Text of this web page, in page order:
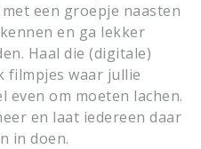
een groepje naasten
en ga lekker
Haal die (digitale)
filmpjes waar jullie
even om moeten lachen.
en laat iedereen daar
in doen.